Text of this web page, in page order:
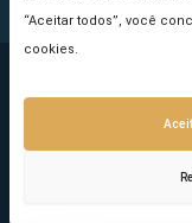
“Aceitar todos”, você
cookies.
Copyright ©